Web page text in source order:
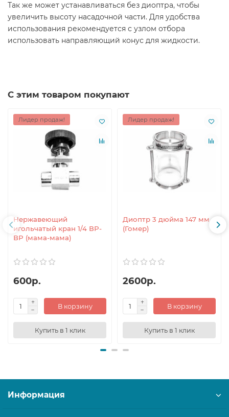
Так же может устанавливаться без диоптра, чтобы
увеличить высоту насадочной части. Для удобства
использования рекомендуется с узлом отбора
использовать направляющий конус для жидкости.
С этим товаром покупают
Лидер продаж!
Нержавеющий
игольчатый кран 1/4 ВР-
ВР (мама-мама)
600р.
В корзину
Купить в 1 клик
Лидер продаж!
Диоптр 3 дюйма 147 мм
(Гомер)
2600р.
В корзину
Купить в 1 клик
Информация